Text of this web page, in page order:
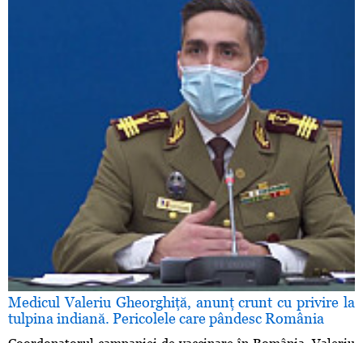
Medicul Valeriu Gheorghiţă, anunţ crunt cu privire la
tulpina indiană. Pericolele care pândesc România